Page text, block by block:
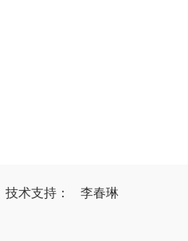
技术支持 ： 李春琳